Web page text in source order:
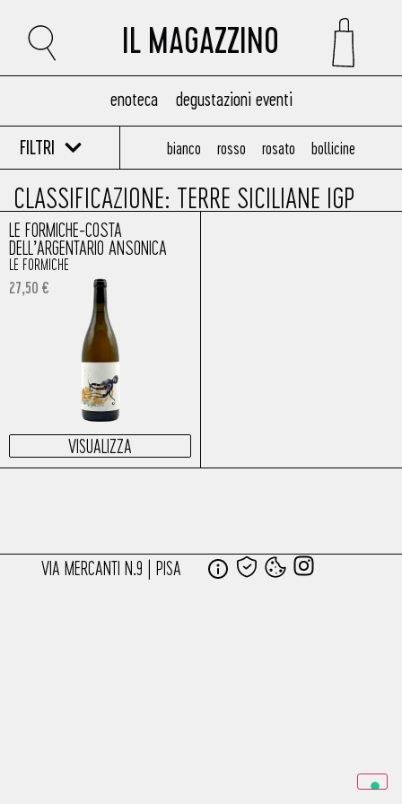
IL MAGAZZINO
enoteca degustazioni eventi
FILTRI bianco rosso rosato bollicine
CLASSIFICAZIONE: TERRE SICILIANE IGP
LE FORMICHE-COSTA
DELL’ARGENTARIO ANSONICA
LE FORMICHE
27,50 €
VISUALIZZA
VIA MERCANTI N.9 | PISA